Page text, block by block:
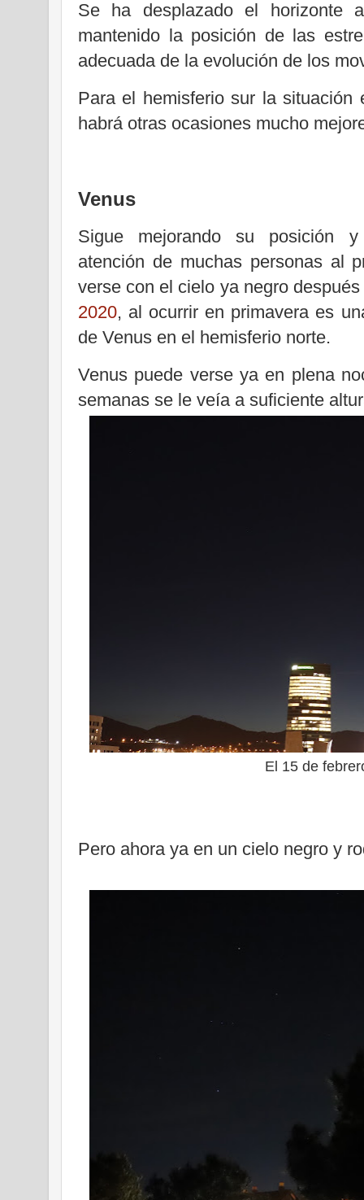
Se ha desplazado el horizonte
mantenido la posición de las
adecuada de la evolución de los
Para el hemisferio sur la
habrá otras ocasiones mucho
Venus
Sigue mejorando su posición y
atención de muchas personas al
verse con el cielo ya negro
2020, al ocurrir en primavera es
de Venus en el hemisferio norte.
Venus puede verse ya en plena
semanas se le veía a suficiente
El 15 de
Pero ahora ya en un cielo negro y